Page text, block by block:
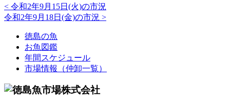
< 令和2年9月15日(火)の市況
令和2年9月18日(金)の市況 >
徳島の魚
お魚図鑑
年間スケジュール
市場情報（仲卸一覧）